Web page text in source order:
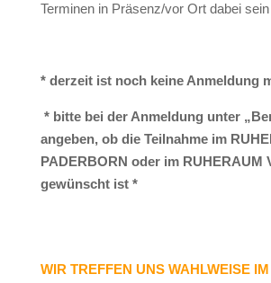
Terminen in Präsenz/vor Ort dabei
* derzeit ist noch keine Anmeldung
* bitte bei der Anmeldung unter
angeben, ob die Teilnahme im
PADERBORN oder im RUHERAUM
gewünscht ist *
WIR TREFFEN UNS WAHLWEISE